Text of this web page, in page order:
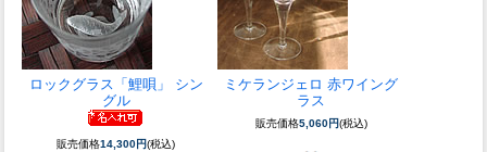
ロックグラス「鯉唄」 シン
グル
販売価格14,300円(税込)
ミケランジェロ 赤ワイング
ラス
販売価格5,060円(税込)